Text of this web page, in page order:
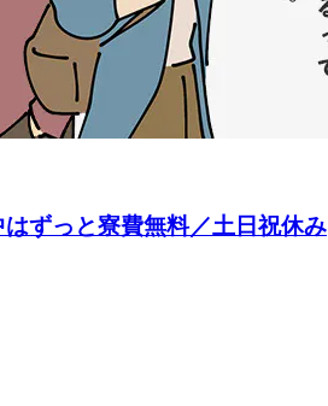
はずっと寮費無料／土日祝休み